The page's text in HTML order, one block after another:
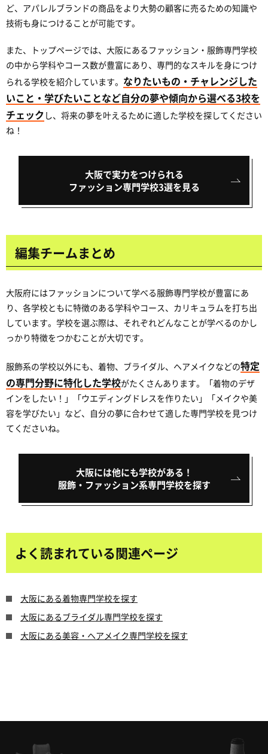
ど、アパレルブランドの商品をより大勢の顧客に売るための知識や
技術も身につけることが可能です。
また、トップページでは、大阪にあるファッション・服飾専門学校
の中から学科やコース数が豊富にあり、専門的なスキルを身につけ
られる学校を紹介しています。 なりたいもの・チャレンジした
いこと・学びたいことなど自分の夢や傾向から選べる3校を
チェック し、将来の夢を叶えるために適した学校を探してください
ね！
大阪で実力をつけられる
ファッション専門学校3選を見る
編集チームまとめ
大阪府にはファッションについて学べる服飾専門学校が豊富にあ
り、各学校ともに特徴のある学科やコース、カリキュラムを打ち出
しています。学校を選ぶ際は、それぞれどんなことが学べるのかし
っかり特徴をつかむことが大切です。
服飾系の学校以外にも、着物、ブライダル、ヘアメイクなどの特定
の専門分野に特化した学校がたくさんあります。「着物のデザ
インをしたい！」「ウエディングドレスを作りたい」「メイクや美
容を学びたい」など、自分の夢に合わせて適した専門学校を見つけ
てくださいね。
大阪には他にも学校がある！
服飾・ファッション系専門学校を探す
よく読まれている関連ページ
大阪にある着物専門学校を探す
大阪にあるブライダル専門学校を探す
大阪にある美容・ヘアメイク専門学校を探す